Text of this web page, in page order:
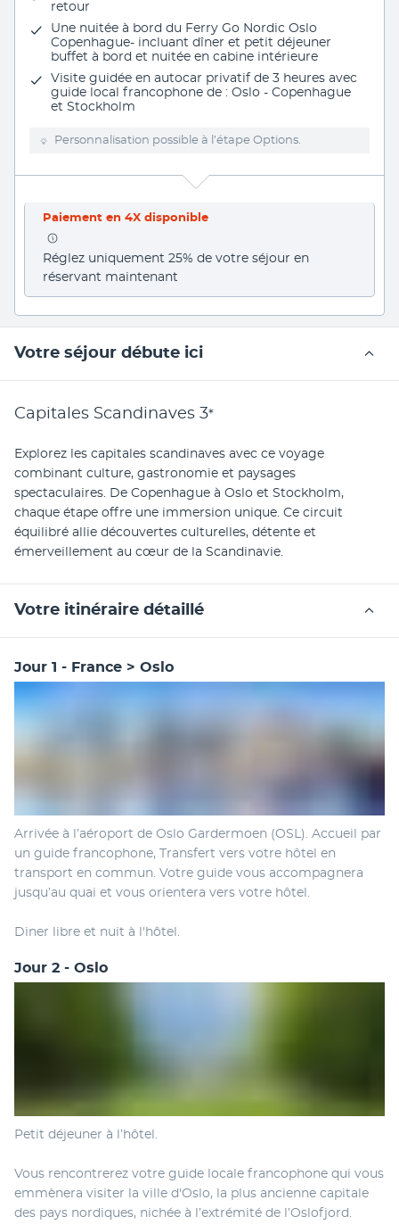
retour
Une nuitée à bord du Ferry Go Nordic Oslo
Copenhague- incluant dîner et petit déjeuner
buffet à bord et nuitée en cabine intérieure
Visite guidée en autocar privatif de 3 heures avec
guide local francophone de : Oslo - Copenhague
et Stockholm
Personnalisation possible à l’étape Options.
Paiement en 4X disponible
Réglez uniquement 25% de votre séjour en
réservant maintenant
Votre séjour débute ici
Capitales Scandinaves 3*
Explorez les capitales scandinaves avec ce voyage
combinant culture, gastronomie et paysages
spectaculaires. De Copenhague à Oslo et Stockholm,
chaque étape offre une immersion unique. Ce circuit
équilibré allie découvertes culturelles, détente et
émerveillement au cœur de la Scandinavie.
Votre itinéraire détaillé
Jour 1 - France > Oslo
Arrivée à l’aéroport de Oslo Gardermoen (OSL). Accueil par
un guide francophone, Transfert vers votre hôtel en
transport en commun. Votre guide vous accompagnera
jusqu’au quai et vous orientera vers votre hôtel.
Diner libre et nuit à l'hôtel.
Jour 2 - Oslo
Petit déjeuner à l’hôtel.
Vous rencontrerez votre guide locale francophone qui vous
emmènera visiter la ville d'Oslo, la plus ancienne capitale
des pays nordiques, nichée à l’extrémité de l’Oslofjord.